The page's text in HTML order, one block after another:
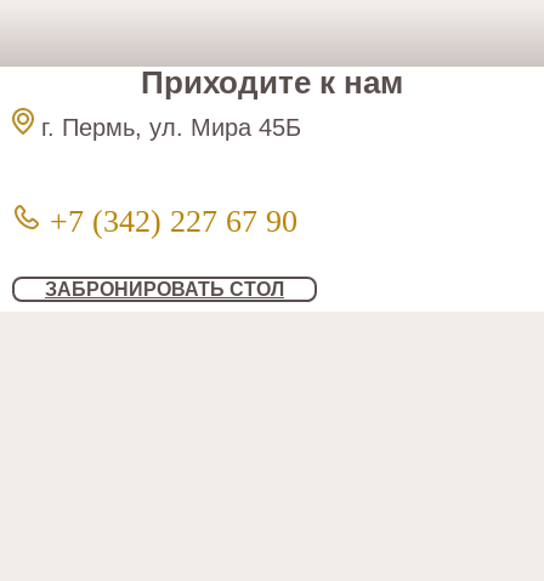
Приходите к нам
г. Пермь, ул. Мира 45Б
+7 (342) 227 67 90
ЗАБРОНИРОВАТЬ СТОЛ